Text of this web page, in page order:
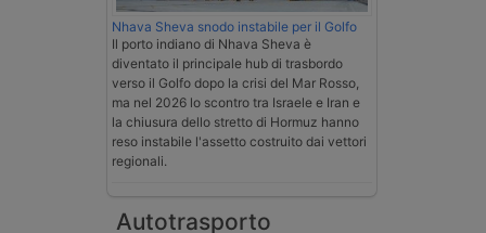
Nhava Sheva snodo instabile per il Golfo
Il porto indiano di Nhava Sheva è
diventato il principale hub di trasbordo
verso il Golfo dopo la crisi del Mar Rosso,
ma nel 2026 lo scontro tra Israele e Iran e
la chiusura dello stretto di Hormuz hanno
reso instabile l'assetto costruito dai vettori
regionali.
Autotrasporto